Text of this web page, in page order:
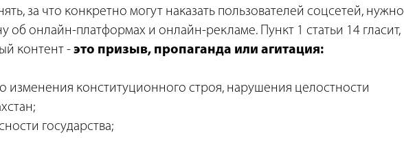
за что конкретно могут наказать пользователей соцсетей, нужно
об онлайн-платформах и онлайн-рекламе. Пункт 1 статьи 14 гласит,
контент - это призыв, пропаганда или агитация:
изменения конституционного строя, нарушения целостности
государства;